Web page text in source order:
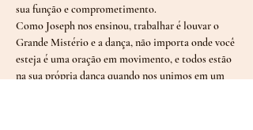
sua função e comprometimento.
Como Joseph nos ensinou, trabalhar é louvar o
Grande Mistério e a dança, não importa onde você
esteja é uma oração em movimento, e todos estão
na sua própria dança quando nos unimos em um